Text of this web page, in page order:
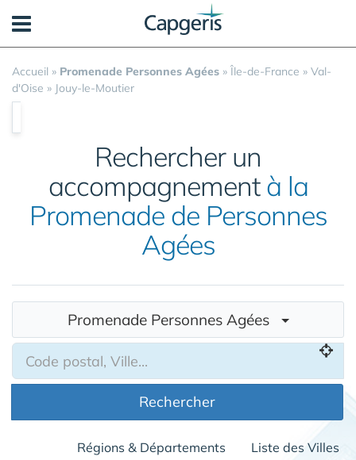
Accueil » Promenade Personnes Agées » Île-de-France » Val-
d'Oise » Jouy-le-Moutier
Rechercher un
accompagnementà la
Promenade de Personnes
Agées
Promenade Personnes Agées
Rechercher
Régions & Départements Liste des Villes